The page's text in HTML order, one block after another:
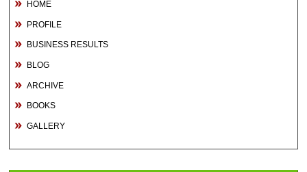
HOME
PROFILE
BUSINESS RESULTS
BLOG
ARCHIVE
BOOKS
GALLERY